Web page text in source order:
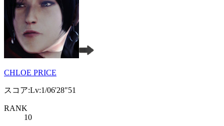
CHLOE PRICE
スコア:Lv:1/06'28"51
RANK
10